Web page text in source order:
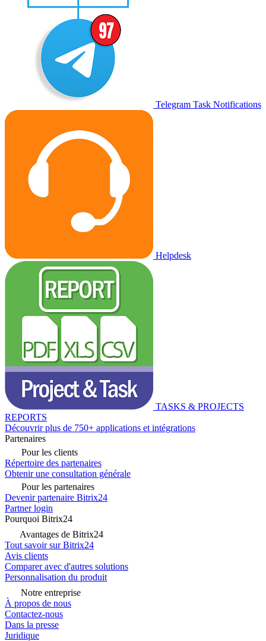
Telegram Task Notifications
Helpdesk
TASKS & PROJECTS
REPORTS
Découvrir plus de 750+ applications et intégrations
Partenaires
Pour les clients
Répertoire des partenaires
Obtenir une consultation générale
Pour les partenaires
Devenir partenaire Bitrix24
Partner login
Pourquoi Bitrix24
Avantages de Bitrix24
Tout savoir sur Bitrix24
Avis clients
Comparer avec d'autres solutions
Personnalisation du produit
Notre entreprise
À propos de nous
Contactez-nous
Dans la presse
Juridique